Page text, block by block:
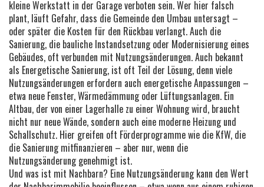
kleine Werkstatt in der Garage verboten sein. Wer hier falsch
plant, läuft Gefahr, dass die Gemeinde den Umbau untersagt –
oder später die Kosten für den Rückbau verlangt. Auch die
Sanierung, die bauliche Instandsetzung oder Modernisierung eines
Gebäudes, oft verbunden mit Nutzungsänderungen. Auch bekannt
als Energetische Sanierung, ist oft Teil der Lösung, denn viele
Nutzungsänderungen erfordern auch energetische Anpassungen –
etwa neue Fenster, Wärmedämmung oder Lüftungsanlagen. Ein
Altbau, der von einer Lagerhalle zu einer Wohnung wird, braucht
nicht nur neue Wände, sondern auch eine moderne Heizung und
Schallschutz. Hier greifen oft Förderprogramme wie die KfW, die
die Sanierung mitfinanzieren – aber nur, wenn die
Nutzungsänderung genehmigt ist.
Und was ist mit Nachbarn? Eine Nutzungsänderung kann den Wert